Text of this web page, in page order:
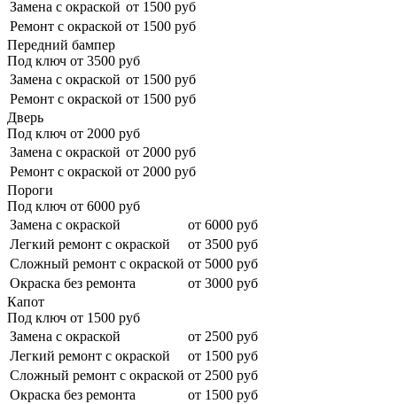
Замена с окраской от 1500 руб
Ремонт с окраской от 1500 руб
Передний бампер
Под ключ от 3500 руб
Замена с окраской от 1500 руб
Ремонт с окраской от 1500 руб
Дверь
Под ключ от 2000 руб
Замена с окраской от 2000 руб
Ремонт с окраской от 2000 руб
Пороги
Под ключ от 6000 руб
Замена с окраской
от 6000 руб
Легкий ремонт с окраской
от 3500 руб
Сложный ремонт с окраской от 5000 руб
Окраска без ремонта
от 3000 руб
Капот
Под ключ от 1500 руб
Замена с окраской
от 2500 руб
Легкий ремонт с окраской
от 1500 руб
Сложный ремонт с окраской от 2500 руб
Окраска без ремонта
от 1500 руб